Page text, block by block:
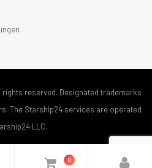
reserved. Designated trademarks
The Starship24 services are operated
LLC.
0